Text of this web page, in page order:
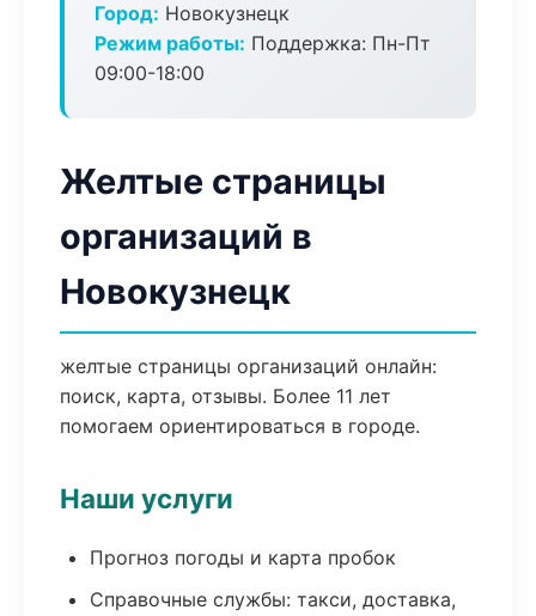
Город: Новокузнецк
Режим работы: Поддержка: Пн-Пт
09:00-18:00
Желтые страницы
организаций в
Новокузнецк
желтые страницы организаций онлайн:
поиск, карта, отзывы. Более 11 лет
помогаем ориентироваться в городе.
Наши услуги
Прогноз погоды и карта пробок
Справочные службы: такси, доставка,